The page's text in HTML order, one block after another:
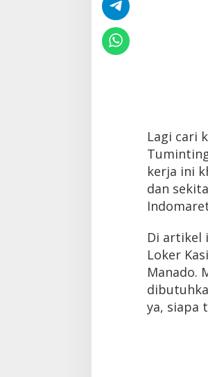
Lagi cari
kerja ini
dan
Di artikel
Loker
Manado.
ya, siapa